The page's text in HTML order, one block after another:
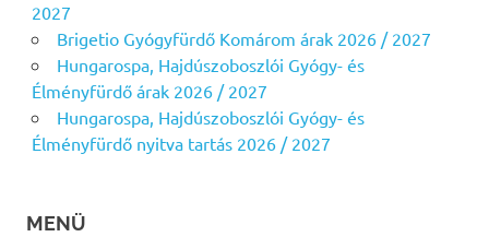
2027
Brigetio Gyógyfürdő Komárom árak 2026 / 2027
Hungarospa, Hajdúszoboszlói Gyógy- és
Élményfürdő árak 2026 / 2027
Hungarospa, Hajdúszoboszlói Gyógy- és
Élményfürdő nyitva tartás 2026 / 2027
MENÜ